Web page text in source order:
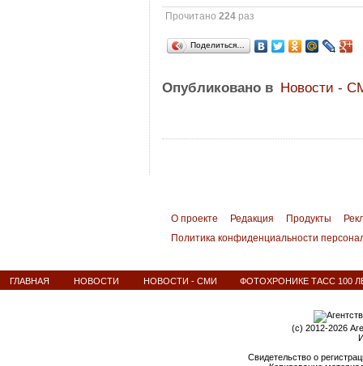
Прочитано224 раз
Поделиться…
Опубликовано в Новости -
О проекте Редакция Продукты
Политика конфиденциальности
ГЛАВНАЯ НОВОСТИ НОВОСТИ - СМИ ФОТОХРОНИКЕ ТАСС 100
(c) 2012-2026
Свидетельство о